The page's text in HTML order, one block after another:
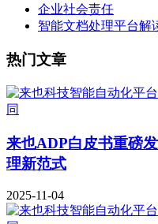
企业社会责任
智能文档处理平台解
热门文章
来也ADP白皮书重磅
理新范式
2025-11-04